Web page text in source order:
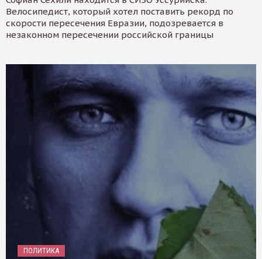
Велосипедист, который хотел поставить рекорд по
скорости пересечения Евразии, подозревается в
незаконном пересечении российской границы
ПОЛИТИКА